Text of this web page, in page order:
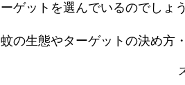
ーゲットを選んでいるのでしょう
蚊の生態やターゲットの決め方